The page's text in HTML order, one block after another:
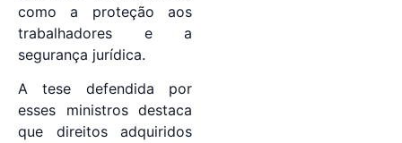
como a proteção aos
trabalhadores e a
segurança jurídica.
A tese defendida por
esses ministros destaca
que direitos adquiridos